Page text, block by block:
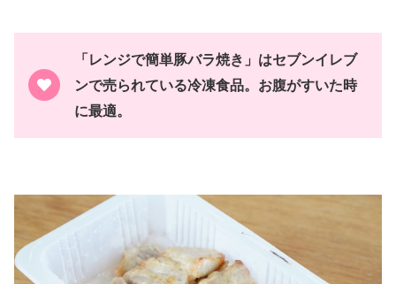
「レンジで簡単豚バラ焼き」はセブンイレブ
ンで売られている冷凍食品。お腹がすいた時
に最適。